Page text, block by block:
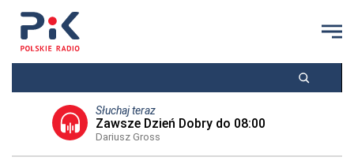
Słuchaj teraz
Zawsze Dzień Dobry do 08:00
Dariusz Gross